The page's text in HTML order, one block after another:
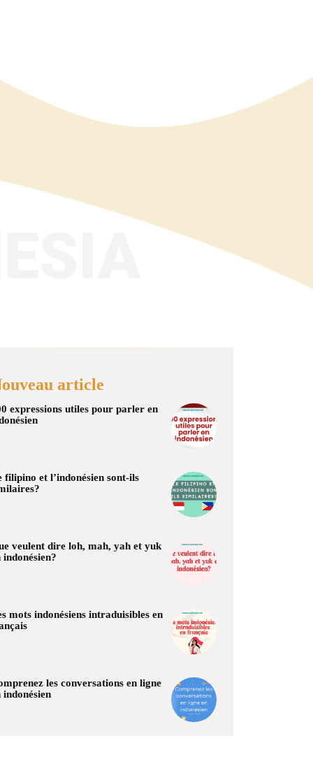
article
expressions utiles pour parler en
filipino et l’indonésien sont-ils
veulent dire loh, mah, yah et yuk
indonésien?
mots indonésiens intraduisibles en
les conversations en ligne
indonésien